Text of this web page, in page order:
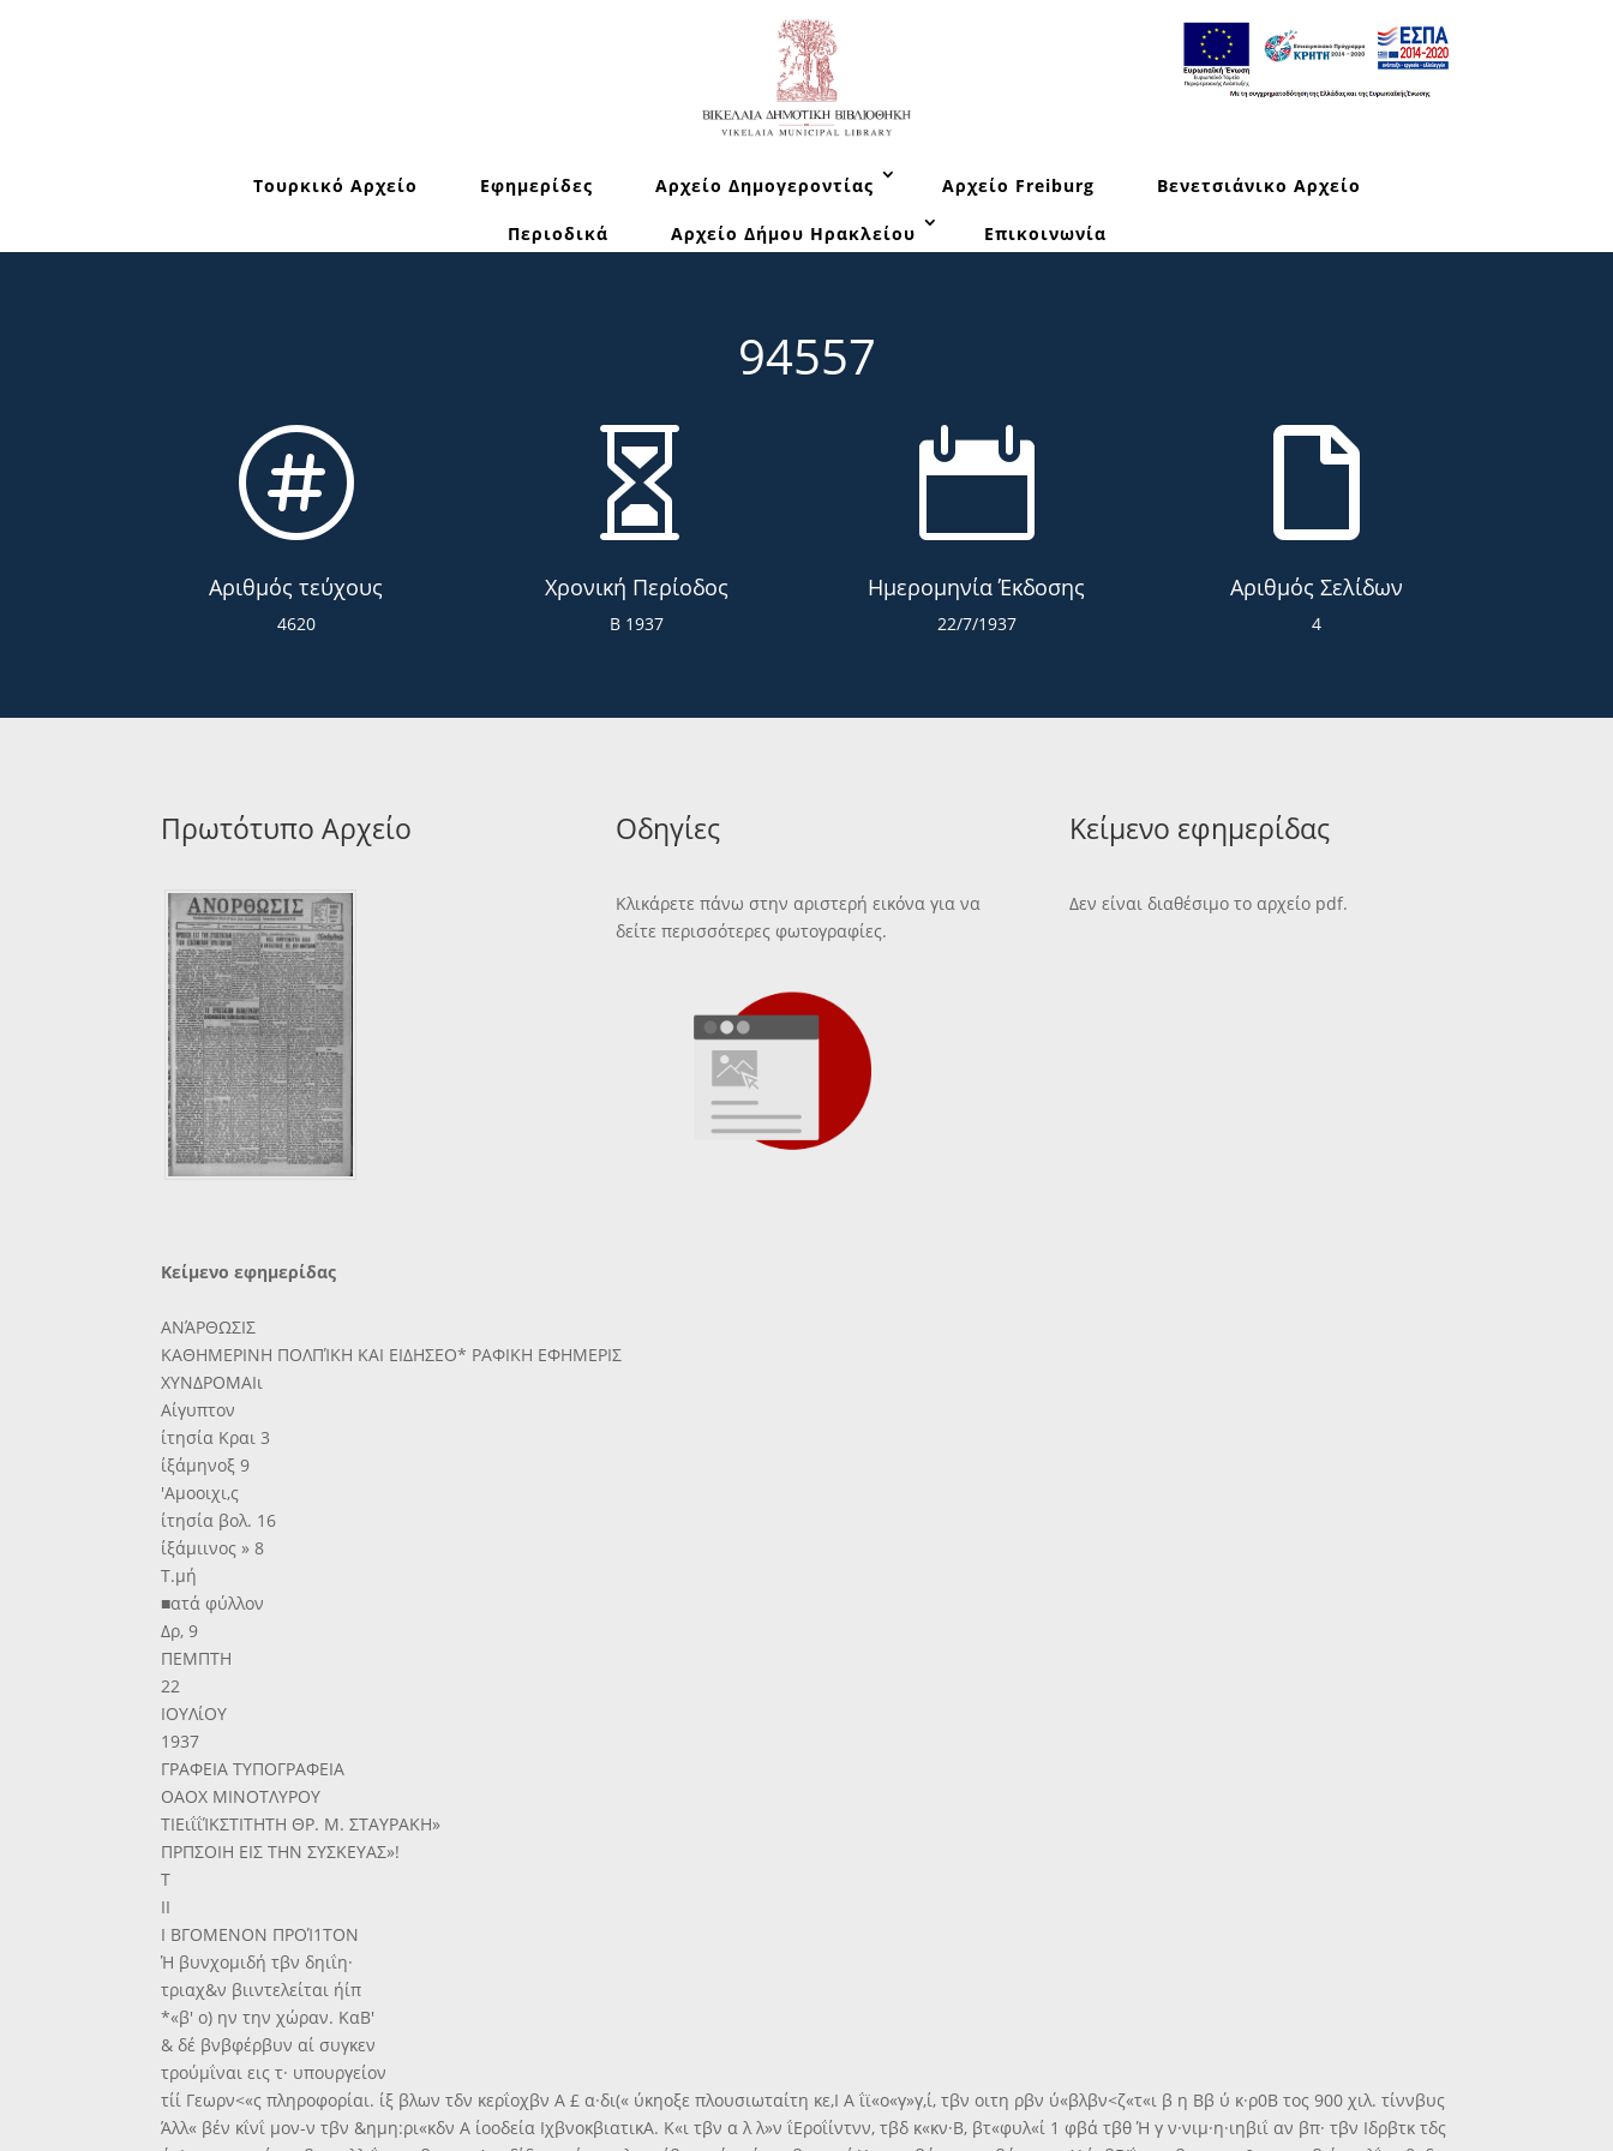
Τουρκικό Αρχείο Εφημερίδες Αρχείο Δημογεροντίας Αρχείο Freiburg Βενετσιάνικο Αρχείο
Περιοδικά Αρχείο Δήμου Ηρακλείου Επικοινωνία
94557

Αριθμός τεύχους
4620

Χρονική Περίοδος
Β 1937

Ημερομηνία Έκδοσης
22/7/1937

Αριθμός Σελίδων
4
Πρωτότυπο Αρχείο Οδηγίες
Κλικάρετε πάνω στην αριστερή εικόνα για να
δείτε περισσότερες φωτογραφίες.
Κείμενο εφημερίδας
Δεν είναι διαθέσιμο το αρχείο pdf.
Κείμενο εφημερίδας
ΑΝΆΡΘΩΣΙΣ
ΚΑΘΗΜΕΡΙΝΗ ΠΟΛΠΊΚΗ ΚΑΙ ΕΙΔΗΣΕΟ* ΡΑΦΙΚΗ ΕΦΗΜΕΡΙΣ
ΧΥΝΔΡΟΜΑΙι
Αίγυπτον
ίτησία Κραι 3
ίξάμηνοξ 9
'Αμοοιχι,ς
ίτησία βολ. 16
ίξάμιινος » 8
Τ.μή
■ατά φύλλον
Δρ, 9
ΠΕΜΠΤΗ
22
ΙΟΥΛίΟΥ
1937
ΓΡΑΦΕΙΑ ΤΥΠΟΓΡΑΦΕΙΑ
ΟΑΟΧ ΜΙΝΟΤΛΥΡΟΥ
ΤΙΕιΐΐΊΚΣΤΙΤΗΤΗ ΘΡ. Μ. ΣΤΑΥΡΑΚΗ»
ΠΡΠΣΟΙΗ ΕΙΣ ΤΗΝ ΣΥΣΚΕΥΑΣ»!
Τ
II
Ι ΒΓΟΜΕΝΟΝ ΠΡΟΊ1ΤΟΝ
Ή βυνχομιδή τβν δηιΐη·
τριαχ&ν βιιντελείται ήίπ
*«β' ο) ην την χώραν. ΚαΒ'
& δέ βνβφέρβυν αί συγκεν
τρούμΐναι εις τ· υπουργείον
τίί Γεωρν<«ς πληροφορίαι. ίξ βλων τδν κερΐοχβν Α £ α·δι(« ύκηοξε πλουσιωταίτη κε,Ι Α ΐϊ«ο«γ»γ,ί, τβν οιτη ρβν ύ«βλβν<ζ«τ«ι β η Ββ ύ κ·ρ0Β τος 900 χιλ. τίννβυς
Άλλ« βέν κΐνΐ μον-ν τβν &ημη:ρι«κδν Α ίοοδεία ΙχβνοκβιατικΑ. Κ«ι τβν α λ λ»ν ΐΕροΐίντνν, τβδ κ«κν·Β, βτ«φυλ«ί 1 φβά τβθ Ή γ ν·νιμ·η·ιηβιΐ αν βπ· τβν Ιδρβτκ τδς